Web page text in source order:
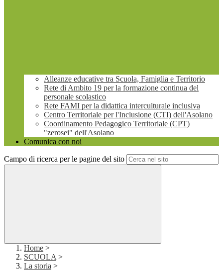
Alleanze educative tra Scuola, Famiglia e Territorio
Rete di Ambito 19 per la formazione continua del
personale scolastico
Rete FAMI per la didattica interculturale inclusiva
Centro Territoriale per l'Inclusione (CTI) dell'Asolano
Coordinamento Pedagogico Territoriale (CPT)
"zerosei" dell'Asolano
Comunica con noi
Campo di ricerca per le pagine del sito
Home >
SCUOLA >
La storia >